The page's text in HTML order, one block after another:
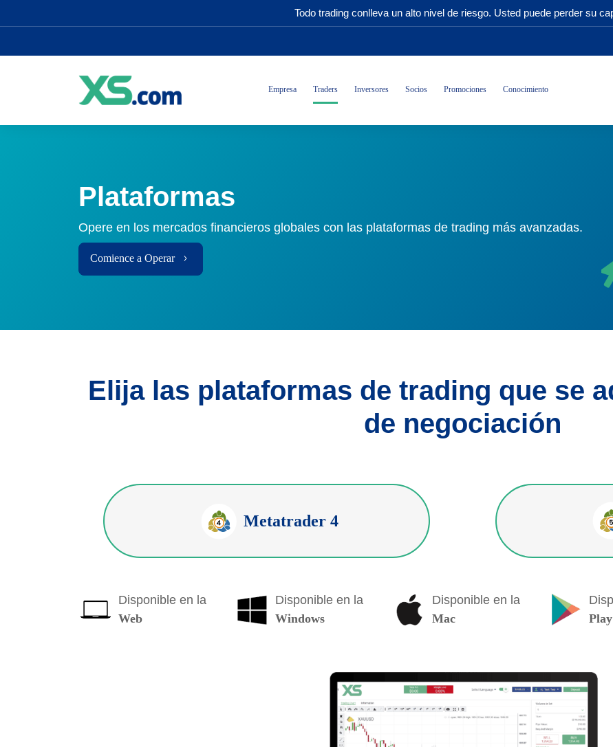
Todo trading conlleva un alto nivel de riesgo. Usted puede perder su
Empresa Traders Inversores Socios Promociones Conocimiento
Plataformas
Opere en los mercados financieros globales con las plataformas de trading más avanzadas.
Comience a Operar
Elija las plataformas de trading que se
de negociación
Metatrader 4
Disponible en la
Web
Disponible en la
Windows
Disponible en la
Mac